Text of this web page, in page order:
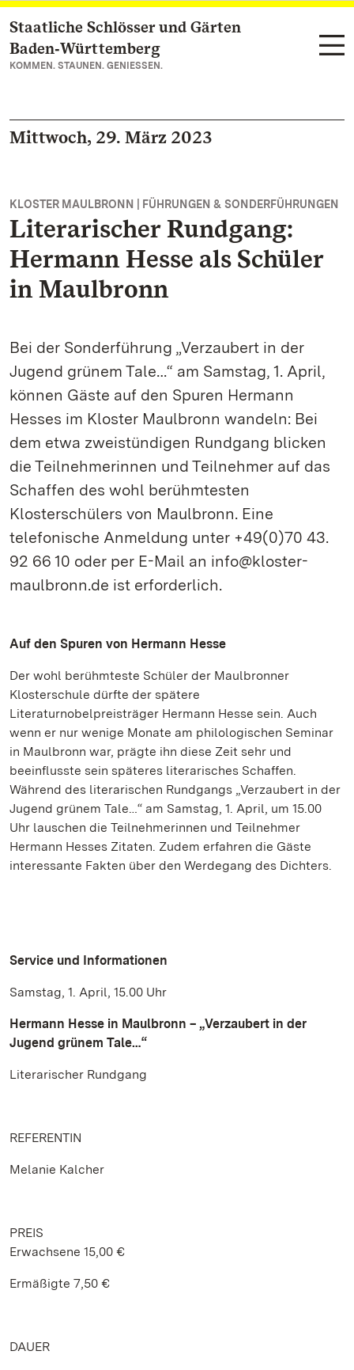
Zum Hauptinhalt springen
Staatliche Schlösser und Gärten
Baden‑Württemberg
KOMMEN. STAUNEN. GENIESSEN.
Mittwoch, 29. März 2023
KLOSTER MAULBRONN | FÜHRUNGEN & SONDERFÜHRUNGEN
Literarischer Rundgang:
Hermann Hesse als Schüler
in Maulbronn
Bei der Sonderführung „Verzaubert in der
Jugend grünem Tale…“ am Samstag, 1. April,
können Gäste auf den Spuren Hermann
Hesses im Kloster Maulbronn wandeln: Bei
dem etwa zweistündigen Rundgang blicken
die Teilnehmerinnen und Teilnehmer auf das
Schaffen des wohl berühmtesten
Klosterschülers von Maulbronn. Eine
telefonische Anmeldung unter +49(0)70 43.
92 66 10 oder per E-Mail an info@kloster-
maulbronn.de ist erforderlich.
Auf den Spuren von Hermann Hesse
Der wohl berühmteste Schüler der Maulbronner
Klosterschule dürfte der spätere
Literaturnobelpreisträger Hermann Hesse sein. Auch
wenn er nur wenige Monate am philologischen Seminar
in Maulbronn war, prägte ihn diese Zeit sehr und
beeinflusste sein späteres literarisches Schaffen.
Während des literarischen Rundgangs „Verzaubert in der
Jugend grünem Tale…“ am Samstag, 1. April, um 15.00
Uhr lauschen die Teilnehmerinnen und Teilnehmer
Hermann Hesses Zitaten. Zudem erfahren die Gäste
interessante Fakten über den Werdegang des Dichters.
Service und Informationen
Samstag, 1. April, 15.00 Uhr
Hermann Hesse in Maulbronn – „Verzaubert in der
Jugend grünem Tale…“
Literarischer Rundgang
REFERENTIN
Melanie Kalcher
PREIS
Erwachsene 15,00 €
Ermäßigte 7,50 €
DAUER